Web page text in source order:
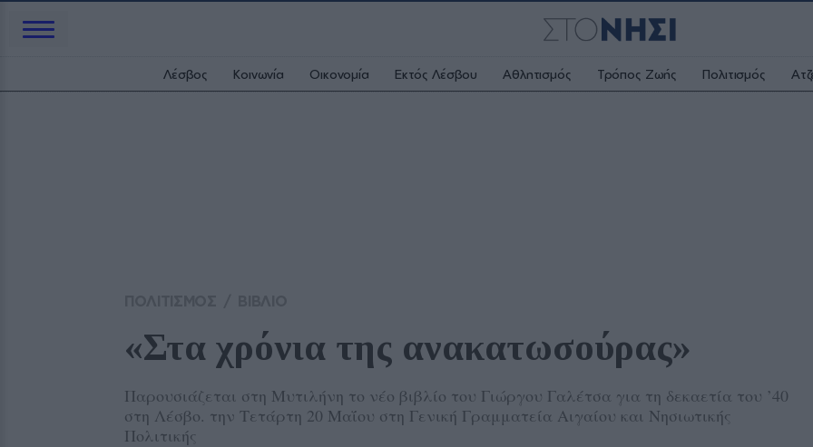
Λέσβος Κοινωνία Οικονομία Εκτός Λέσβου Αθλητισμός Τρόπος Ζωής Πολιτισμός
«Στα χρόνια της ανακατωσούρας»
Παρουσιάζεται στη Μυτιλήνη το νέο βιβλίο του Γιώργου Γαλέτσα για τη δεκαετία του ’40
στη Λέσβο. την Τετάρτη 20 Μαΐου στη Γενική Γραμματεία Αιγαίου και Νησιωτικής
Πολιτικής